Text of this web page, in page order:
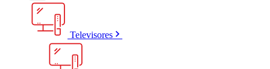
Televisores